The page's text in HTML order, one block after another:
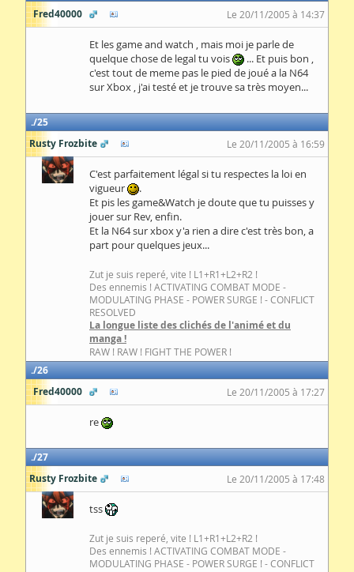
Fred40000
Le 20/11/2005 à 14:37
Et les game and watch , mais moi je parle de
quelque chose de legal tu vois
... Et puis bon ,
c'est tout de meme pas le pied de joué a la N64
sur Xbox , j'ai testé et je trouve sa très moyen...
25
Rusty Frozbite
Le 20/11/2005 à 16:59
C'est parfaitement légal si tu respectes la loi en
vigueur
.
Et pis les game&Watch je doute que tu puisses y
jouer sur Rev, enfin.
Et la N64 sur xbox y'a rien a dire c'est très bon, a
part pour quelques jeux...
Zut je suis reperé, vite ! L1+R1+L2+R2 !
Des ennemis ! ACTIVATING COMBAT MODE -
MODULATING PHASE - POWER SURGE ! - CONFLICT
RESOLVED
La longue liste des clichés de l'animé et du
manga !
RAW ! RAW ! FIGHT THE POWER !
26
Fred40000
Le 20/11/2005 à 17:27
re
27
Rusty Frozbite
Le 20/11/2005 à 17:48
tss
Zut je suis reperé, vite ! L1+R1+L2+R2 !
Des ennemis ! ACTIVATING COMBAT MODE -
MODULATING PHASE - POWER SURGE ! - CONFLICT